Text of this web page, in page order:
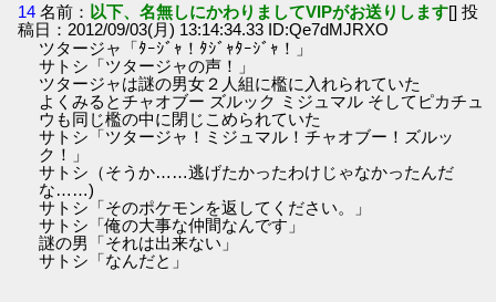
14 名前： 以下、名無しにかわりましてVIPがお送りします[] 投
稿日：2012/09/03(月) 13:14:34.33 ID:Qe7dMJRXO
ツタージャ「ﾀｰｼﾞｬ！ﾀｼﾞｬﾀｰｼﾞｬ！」
サトシ「ツタージャの声！」
ツタージャは謎の男女２人組に檻に入れられていた
よくみるとチャオブー ズルック ミジュマル そしてピカチュ
ウも同じ檻の中に閉じこめられていた
サトシ「ツタージャ！ミジュマル！チャオブー！ズルッ
ク！」
サトシ（そうか……逃げたかったわけじゃなかったんだ
な……)
サトシ「そのポケモンを返してください。」
サトシ「俺の大事な仲間なんです」
謎の男「それは出来ない」
サトシ「なんだと」